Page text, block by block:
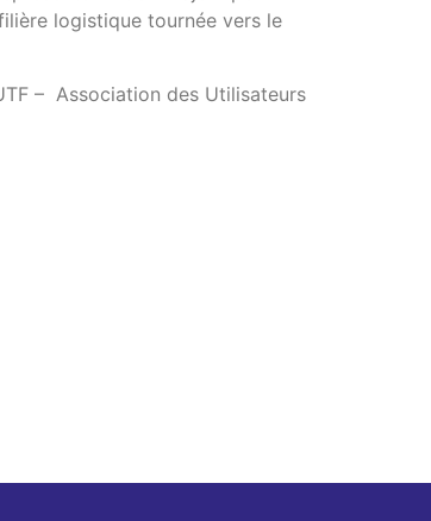
logistique tournée vers le
– Association des Utilisateurs